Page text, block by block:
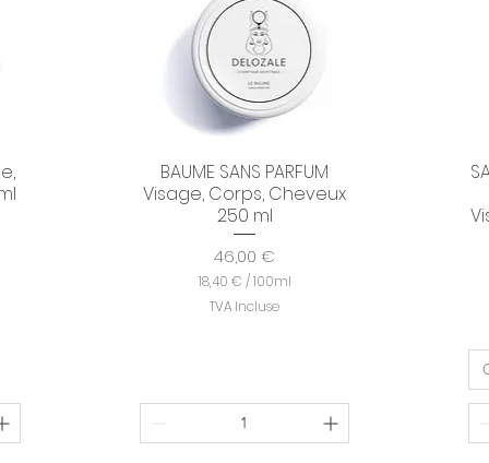
l
i
t
r
e
s
Aperçu rapide
BAUME SANS PARFUM
Visage, Corps, Cheveux
250 ml
Prix
46,00 €
18,40 € /100ml
8
a
r
TVA Incluse